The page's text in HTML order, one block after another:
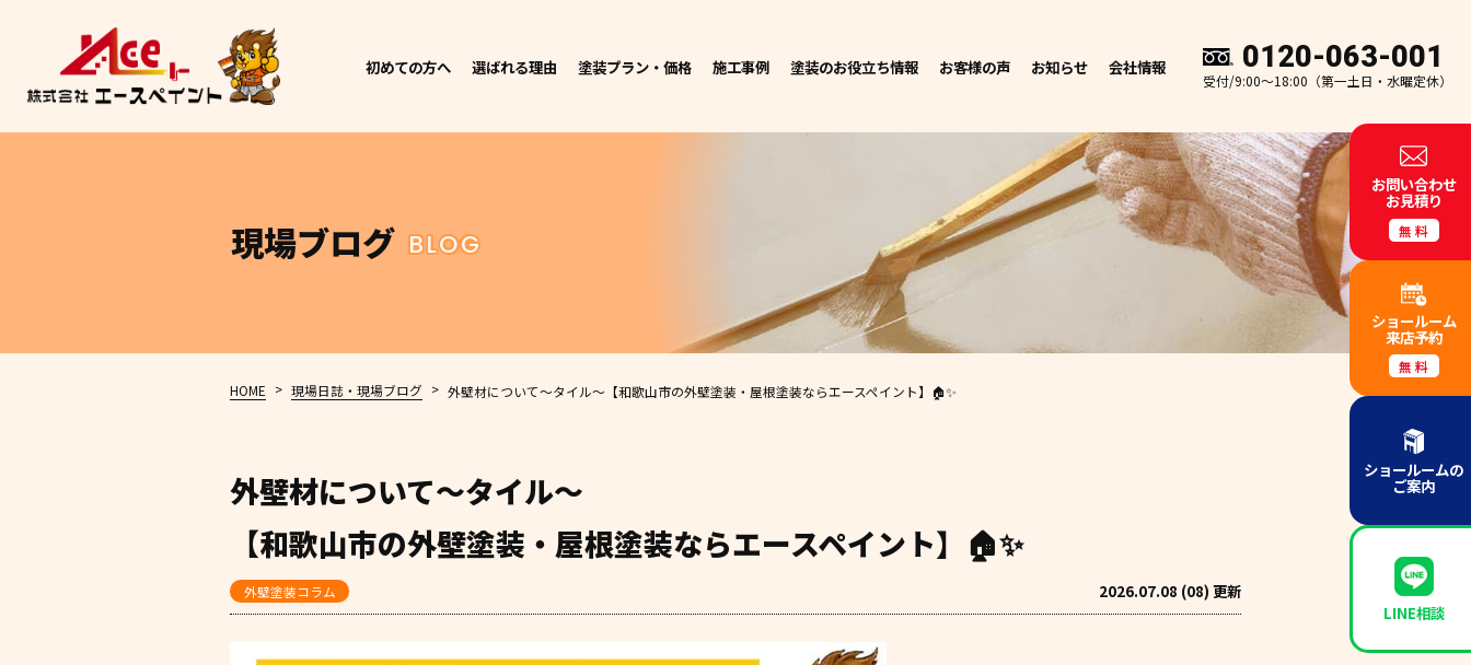
初めての方へ 選ばれる理由 塗装プラン・価格 施工事例 塗装のお役立ち情報 お客様の声 お知らせ 会社情報 0120-063-001
受付/9:00～18:00（第一土日・水曜定休）
現場ブログ BLOG
HOME > 現場日誌・現場ブログ > 外壁材について～タイル～ 【和歌山市の外壁塗装・屋根塗装ならエースペイント】🏠✨
外壁材について～タイル～
【和歌山市の外壁塗装・屋根塗装ならエースペイント】🏠✨
外壁塗装コラム 2026.07.08 (08) 更新
お問い合わせ
お見積り
無料
ショールーム
来店予約
無料
ショールームの
ご案内
LINE相談